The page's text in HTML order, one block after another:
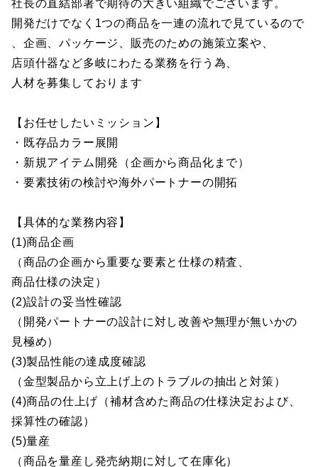
社長の直結部署で期待の大きい組織でございます。
開発だけでなく1つの商品を一連の流れで見ているので
、企画、パッケージ、販売のための施策立案や、
店頭什器など多岐にわたる業務を行う為、
人材を募集しております
【お任せしたいミッション】
・既存品カラー展開
・新規アイテム開発（企画から商品化まで）
・要素技術の検討や海外パートナーの開拓
【具体的な業務内容】
(1)商品企画
（商品の企画から重要な要素と仕様の精査、
商品仕様の決定）
(2)設計の妥当性確認
（開発パートナーの設計に対し改善や無理が無いかの
見極め）
(3)製品性能の達成度確認
（金型製品から立上げ上のトラブルの抽出と対策）
(4)商品の仕上げ（補材含めた商品の仕様決定および、
採算性の確認）
(5)量産
（商品を量産し発売納期に対して在庫化）